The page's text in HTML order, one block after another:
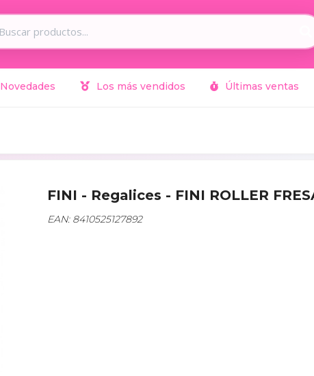
Novedades Los más vendidos Últimas ventas
FINI - Regalices - FINI ROLLER
EAN: 8410525127892